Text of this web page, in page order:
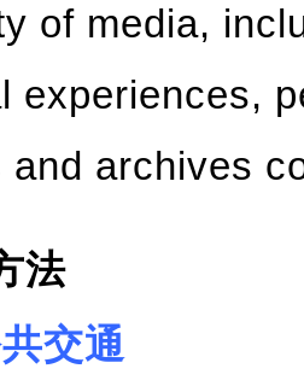
of media,
experiences,
and archives
法
交通